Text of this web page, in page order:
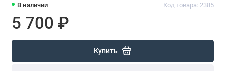
В наличии Код товара: 2385
5 700 ₽
Купить